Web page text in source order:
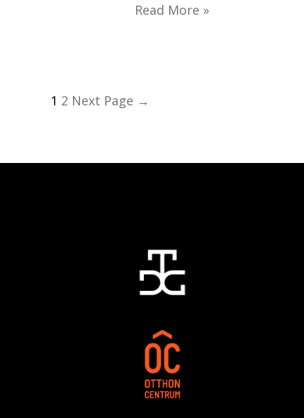
Read More »
1 2 Next Page →